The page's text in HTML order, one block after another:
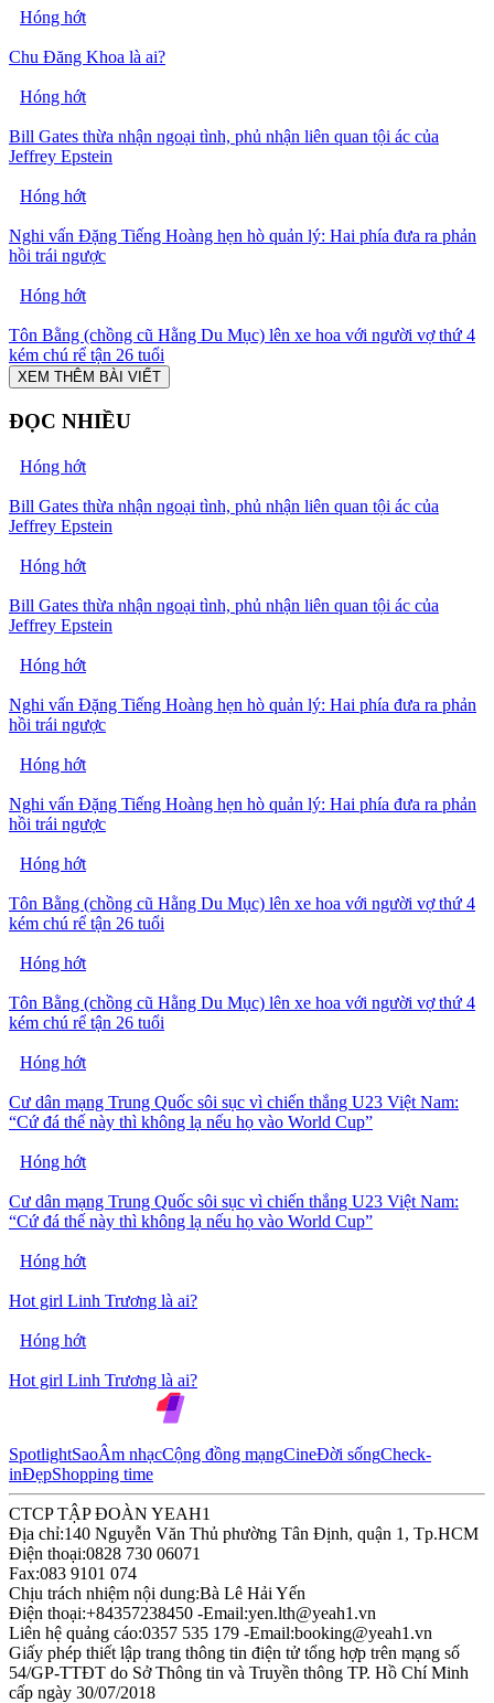
Hóng hớt
Chu Đăng Khoa là ai?
Hóng hớt
Bill Gates thừa nhận ngoại tình, phủ nhận liên quan tội ác của
Jeffrey Epstein
Hóng hớt
Nghi vấn Đặng Tiếng Hoàng hẹn hò quản lý: Hai phía đưa ra phản
hồi trái ngược
Hóng hớt
Tôn Bằng (chồng cũ Hằng Du Mục) lên xe hoa với người vợ thứ 4
kém chú rể tận 26 tuổi
XEM THÊM BÀI VIẾT
ĐỌC NHIỀU
Hóng hớt
Bill Gates thừa nhận ngoại tình, phủ nhận liên quan tội ác của
Jeffrey Epstein
Hóng hớt
Bill Gates thừa nhận ngoại tình, phủ nhận liên quan tội ác của
Jeffrey Epstein
Hóng hớt
Nghi vấn Đặng Tiếng Hoàng hẹn hò quản lý: Hai phía đưa ra phản
hồi trái ngược
Hóng hớt
Nghi vấn Đặng Tiếng Hoàng hẹn hò quản lý: Hai phía đưa ra phản
hồi trái ngược
Hóng hớt
Tôn Bằng (chồng cũ Hằng Du Mục) lên xe hoa với người vợ thứ 4
kém chú rể tận 26 tuổi
Hóng hớt
Tôn Bằng (chồng cũ Hằng Du Mục) lên xe hoa với người vợ thứ 4
kém chú rể tận 26 tuổi
Hóng hớt
Cư dân mạng Trung Quốc sôi sục vì chiến thắng U23 Việt Nam:
“Cứ đá thế này thì không lạ nếu họ vào World Cup”
Hóng hớt
Cư dân mạng Trung Quốc sôi sục vì chiến thắng U23 Việt Nam:
“Cứ đá thế này thì không lạ nếu họ vào World Cup”
Hóng hớt
Hot girl Linh Trương là ai?
Hóng hớt
Hot girl Linh Trương là ai?
SpotlightSaoÂm nhạcCộng đồng mạngCineĐời sốngCheck-
inĐẹpShopping time
CTCP TẬP ĐOÀN YEAH1
Địa chỉ:140 Nguyễn Văn Thủ phường Tân Định, quận 1, Tp.HCM
Điện thoại:0828 730 06071
Fax:083 9101 074
Chịu trách nhiệm nội dung:Bà Lê Hải Yến
Điện thoại:+84357238450 -Email:yen.lth@yeah1.vn
Liên hệ quảng cáo:0357 535 179 -Email:booking@yeah1.vn
Giấy phép thiết lập trang thông tin điện tử tổng hợp trên mạng số
54/GP-TTĐT do Sở Thông tin và Truyền thông TP. Hồ Chí Minh
cấp ngày 30/07/2018